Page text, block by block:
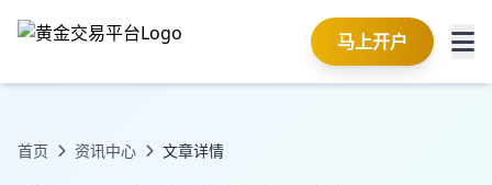
马上开户
首页 资讯中心 文章详情